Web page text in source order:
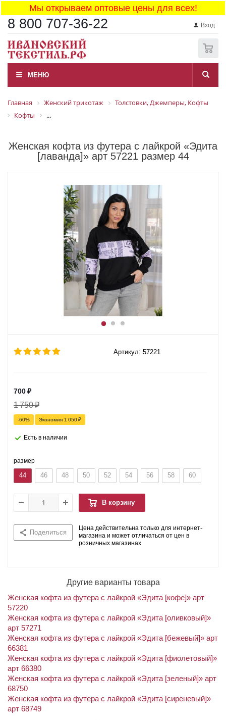
Мы открываем оптовые цены для всех!
8 800 707-36-22 Вход
МЕНЮ
Главная Женский трикотаж
Толстовки, Джемперы, Кофты
Кофты
...
Женская кофта из футера с лайкрой «Эдита
[лаванда]» арт 57221 размер 44
Артикул: 57221
700₽
1 750₽
-60% Экономия 1 050₽
Есть в наличии
размер
44 46 48 50 52 54 56 58 60
В корзину
Поделиться
Цена действительна только для интернет-
магазина и может отличаться от цен в
розничных магазинах
Другие варианты товара
Женская кофта из футера с лайкрой «Эдита [кофе]» арт
57220
Женская кофта из футера с лайкрой «Эдита [оливковый]»
арт 57271
Женская кофта из футера с лайкрой «Эдита [бежевый]» арт
66381
Женская кофта из футера с лайкрой «Эдита [фиолетовый]»
арт 66380
Женская кофта из футера с лайкрой «Эдита [зеленый]» арт
68750
Женская кофта из футера с лайкрой «Эдита [сиреневый]»
арт 68749